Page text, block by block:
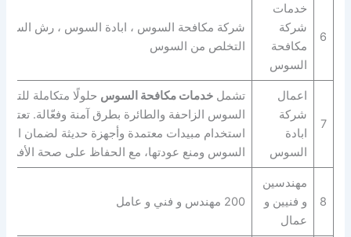
6
خدمات
شركة
مكافحة
السوس
شركة مكافحة السوس ، ابادة السوس ، رش
التخلص من السوس
7
اعمال
شركة
ابادة
السوس
تشمل خدمات مكافحة السوس حلولًا متكاملة
السوس الزاحفة والطائرة بطرق آمنة وفعّالة.
استخدام مبيدات معتمدة وأجهزة حديثة لضمان
السوس ومنع عودتها، مع الحفاظ على صحة الأفراد
8
مهندسين
و فنيين و
عمال
200 مهندس و فني و عامل